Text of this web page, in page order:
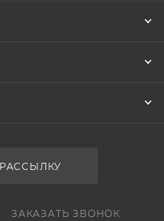
ЗАКАЗАТЬ ЗВОНОК